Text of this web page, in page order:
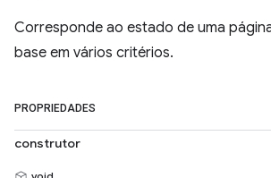
Corresponde ao estado de uma
base em vários critérios.
PROPRIEDADES
construtor